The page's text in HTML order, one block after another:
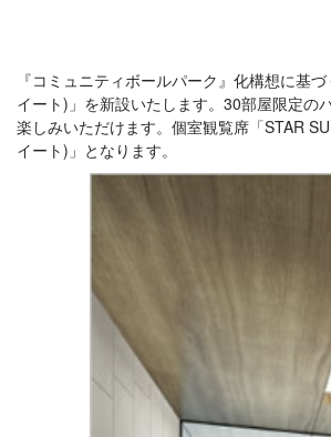
『コミュニティボールパーク』化構想に基
イート)」を新設いたします。30部屋限定の
楽しみいただけます。個室観覧席「STAR
イート)」となります。